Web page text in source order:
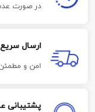
در صورت
ارسال سریع
امن و
پشتیبانی